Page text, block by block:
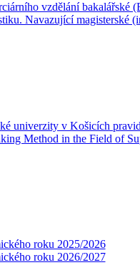
vzdělání bakalářské
Navazující magisterské
univerzity v Košicích
Method in the Field of
roku 2025/2026
roku 2026/2027